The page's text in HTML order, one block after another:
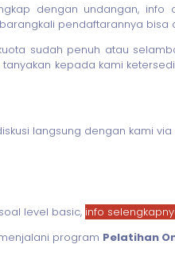
dengan undangan, info
pendaftarannya
sudah penuh atau
kepada kami
langsung dengan kami
level basic, info
program Pelatihan